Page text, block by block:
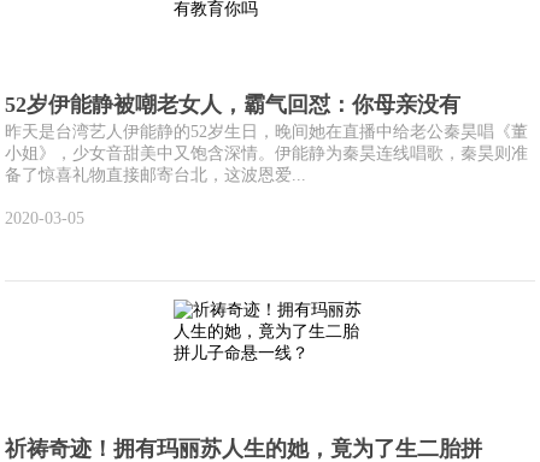
52岁伊能静被嘲老女人，霸气回怼：你母亲没有
昨天是台湾艺人伊能静的52岁生日，晚间她在直播中给老公秦昊唱《董
小姐》，少女音甜美中又饱含深情。伊能静为秦昊连线唱歌，秦昊则准
备了惊喜礼物直接邮寄台北，这波恩爱...
2020-03-05
祈祷奇迹！拥有玛丽苏人生的她，竟为了生二胎拼